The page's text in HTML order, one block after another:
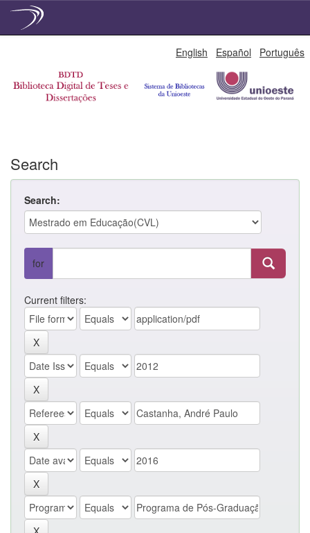
English Español Português
Search
Search:
for
Current filters: